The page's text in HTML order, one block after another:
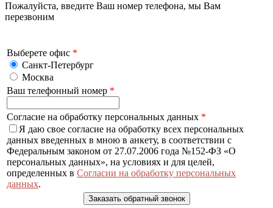
Пожалуйста, введите Ваш номер телефона, мы Вам
перезвоним
Выберете офис *
Санкт-Петербург
Москва
Ваш телефонный номер *
Согласие на обработку персональных данных *
Я даю свое согласие на обработку всех персональных
данных введенных в мною в анкету, в соответствии с
Федеральным законом от 27.07.2006 года №152-ФЗ «О
персональных данных», на условиях и для целей,
определенных в Согласии на обработку персональных
данных.